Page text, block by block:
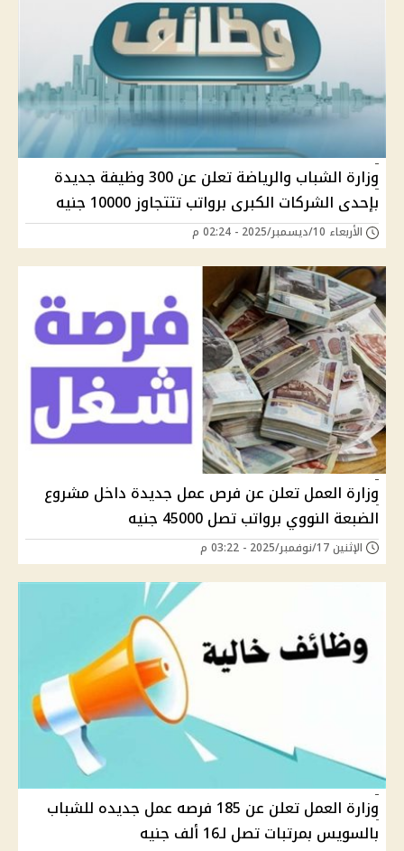
وزارة الشباب والرياضة تعلن عن 300 وظيفة جديدة
بإحدى الشركات الكبرى برواتب تتتجاوز 10000 جنيه
الأربعاء 10/ديسمبر/2025 - 02:24 م
وزارة العمل تعلن عن فرص عمل جديدة داخل مشروع
الضبعة النووي برواتب تصل 45000 جنيه
الإثنين 17/نوفمبر/2025 - 03:22 م
وزارة العمل تعلن عن 185 فرصه عمل جديده للشباب
بالسويس بمرتبات تصل لـ16 ألف جنيه